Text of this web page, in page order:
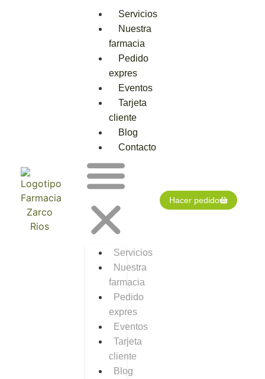
Servicios
Nuestra
farmacia
Pedido
expres
Eventos
Tarjeta
cliente
Blog
Contacto
Servicios
Nuestra
farmacia
Pedido
expres
Eventos
Tarjeta
cliente
Blog
Hacer pedido